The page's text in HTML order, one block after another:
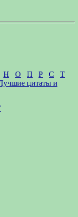
Н О П Р С
Т
цитаты и